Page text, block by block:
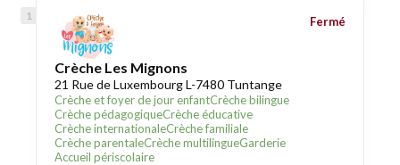
Crèche Les Mignons
21 Rue de Luxembourg L-7480 Tuntange
Crèche et foyer de jour enfantCrèche bilingue
Crèche pédagogiqueCrèche éducative
Crèche internationaleCrèche familiale
Crèche parentaleCrèche multilingueGarderie
Accueil périscolaire
Fermé